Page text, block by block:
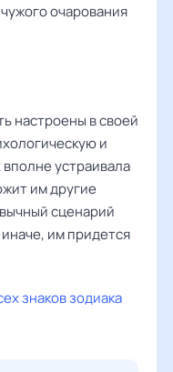
очарования
настроены в своей
и
устраивала
им другие
сценарий
им придется
знаков зодиака